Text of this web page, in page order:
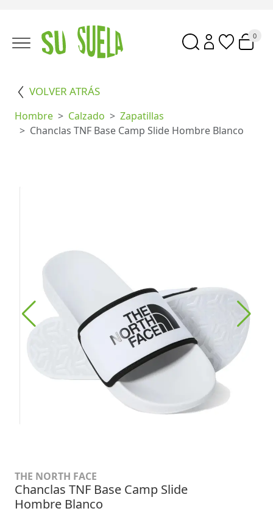
0
VOLVER ATRÁS
Hombre Calzado
Zapatillas
Chanclas TNF Base Camp Slide Hombre Blanco
THE NORTH FACE
Chanclas TNF Base Camp Slide
Hombre Blanco